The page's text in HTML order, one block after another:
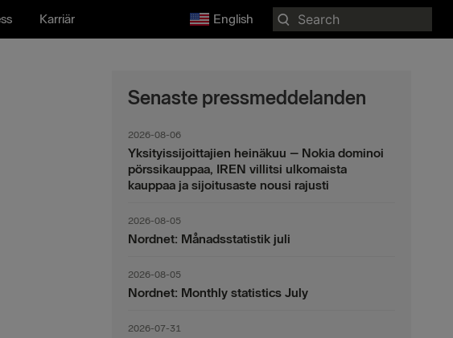
Karriär English
Search
for:
Senaste pressmeddelanden
2026-08-06
Yksityissijoittajien heinäkuu – Nokia dominoi
pörssikauppaa, IREN villitsi ulkomaista
kauppaa ja sijoitusaste nousi rajusti
2026-08-05
Nordnet: Månadsstatistik juli
2026-08-05
Nordnet: Monthly statistics July
2026-07-31